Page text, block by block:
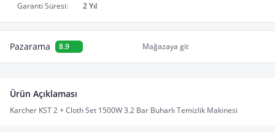
Garanti Süresi:
2 Yıl
Pazarama 8.9 Mağazaya git
Ürün Açıklaması
Karcher KST 2 + Cloth Set 1500W 3.2 Bar Buharlı Temizlik Makinesi